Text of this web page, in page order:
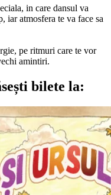
in care dansul va
iar atmosfera te va face sa
pe ritmuri care te vor
amintiri.
bilete la: